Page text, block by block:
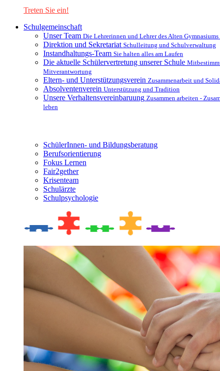
Treten Sie ein!
Schulgemeinschaft
Unser Team Die Lehrerinnen und Lehrer des Alten
Direktion und Sekretariat Schulleitung und Schulverwaltung
Instandhaltungs-Team Sie halten alles am Laufen
Die aktuelle Schülervertretung unserer Schule
Mitverantwortung
Eltern- und Unterstützungsverein Zusammenarbeit und
Absolventenverein Unterstützung und Tradition
Unsere Verhaltensvereinbaruung Zusammen arbeiten -
leben
SchülerInnen- und Bildungsberatung
Berufsorientierung
Fokus Lernen
Fair2gether
Krisenteam
Schulärzte
Schulpsychologie